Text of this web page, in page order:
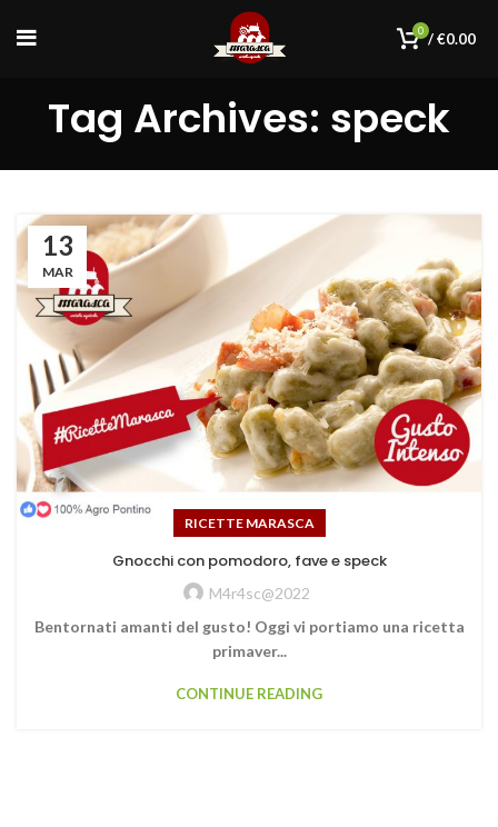
0 /€0.00
Tag Archives: speck
13
MAR
RICETTE MARASCA
Gnocchi con pomodoro, fave e speck
M4r4sc@2022
Bentornati amanti del gusto! Oggi vi portiamo una ricetta
primaver...
CONTINUE READING